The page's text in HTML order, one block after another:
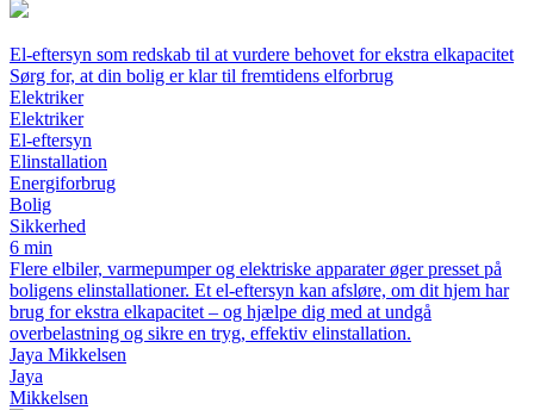
El-eftersyn som redskab til at vurdere behovet for ekstra elkapacitet
Sørg for, at din bolig er klar til fremtidens elforbrug
Elektriker
Elektriker
El-eftersyn
Elinstallation
Energiforbrug
Bolig
Sikkerhed
6 min
Flere elbiler, varmepumper og elektriske apparater øger presset på
boligens elinstallationer. Et el-eftersyn kan afsløre, om dit hjem har
brug for ekstra elkapacitet – og hjælpe dig med at undgå
overbelastning og sikre en tryg, effektiv elinstallation.
Jaya Mikkelsen
Jaya
Mikkelsen